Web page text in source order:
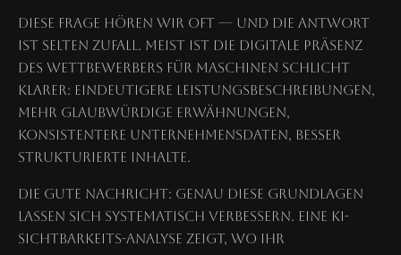
Diese Frage hören wir oft — und die Antwort
ist selten Zufall. Meist ist die digitale Präsenz
des Wettbewerbers für Maschinen schlicht
klarer: eindeutigere Leistungsbeschreibungen,
mehr glaubwürdige Erwähnungen,
konsistentere Unternehmensdaten, besser
strukturierte Inhalte.
Die gute Nachricht: Genau diese Grundlagen
lassen sich systematisch verbessern. Eine KI-
Sichtbarkeits-Analyse zeigt, wo Ihr